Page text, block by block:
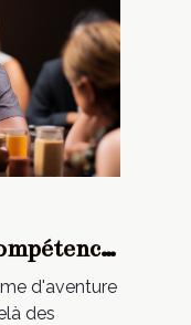
d'aventure
des